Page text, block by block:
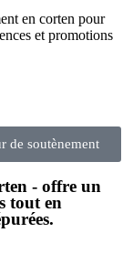
en corten pour
et promotions
de soutènement
- offre un
tout en